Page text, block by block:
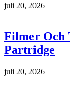
juli 20, 2026
Filmer Och
Partridge
juli 20, 2026